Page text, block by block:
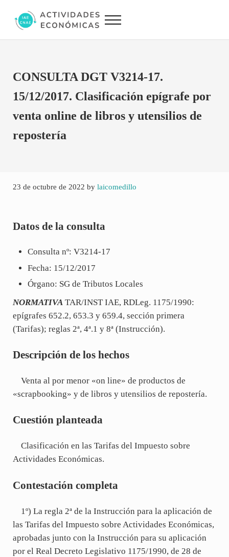
Actividades Económicas IAE CNAE
Menu
CONSULTA DGT V3214-17.
15/12/2017. Clasificación epígrafe por
venta online de libros y utensilios de
repostería
23 de octubre de 2022 by laicomedillo
Datos de la consulta
Consulta nº: V3214-17
Fecha: 15/12/2017
Órgano: SG de Tributos Locales
NORMATIVATAR/INST IAE, RDLeg. 1175/1990:
epígrafes 652.2, 653.3 y 659.4, sección primera
(Tarifas); reglas 2ª, 4ª.1 y 8ª (Instrucción).
Descripción de los hechos
Venta al por menor «on line» de productos de
«scrapbooking» y de libros y utensilios de repostería.
Cuestión planteada
Clasificación en las Tarifas del Impuesto sobre
Actividades Económicas.
Contestación completa
1º) La regla 2ª de la Instrucción para la aplicación de
las Tarifas del Impuesto sobre Actividades Económicas,
aprobadas junto con la Instrucción para su aplicación
por el Real Decreto Legislativo 1175/1990, de 28 de